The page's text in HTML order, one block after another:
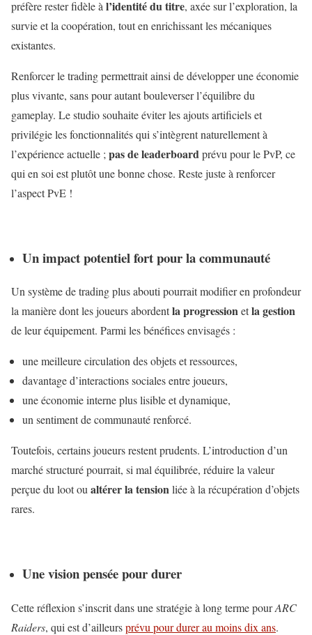
préfère rester fidèle à l’identité du titre, axée sur l’exploration, la
survie et la coopération, tout en enrichissant les mécaniques
existantes.
Renforcer le trading permettrait ainsi de développer une économie
plus vivante, sans pour autant bouleverser l’équilibre du
gameplay. Le studio souhaite éviter les ajouts artificiels et
privilégie les fonctionnalités qui s’intègrent naturellement à
l’expérience actuelle ; pas de leaderboardprévu pour le PvP, ce
qui en soi est plutôt une bonne chose. Reste juste à renforcer
l’aspect PvE !
Un impact potentiel fort pour la communauté
Un système de trading plus abouti pourrait modifier en profondeur
la manière dont les joueurs abordentla progressionetla gestion
de leur équipement. Parmi les bénéfices envisagés :
une meilleure circulation des objets et ressources,
davantage d’interactions sociales entre joueurs,
une économie interne plus lisible et dynamique,
un sentiment de communauté renforcé.
Toutefois, certains joueurs restent prudents. L’introduction d’un
marché structuré pourrait, si mal équilibrée, réduire la valeur
perçue du loot oualtérer la tensionliée à la récupération d’objets
rares.
Une vision pensée pour durer
Cette réflexion s’inscrit dans une stratégie à long terme pourARC
Raiders, qui est d’ailleursprévu pour durer au moins dix ans.